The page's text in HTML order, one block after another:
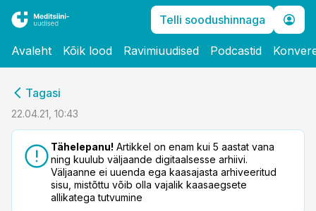
Telli soodushinnaga
Avaleht Kõik lood Ravimiuudised Podcastid
Tagasi
22.04.21, 10:43
Tähelepanu! Artikkel on enam kui 5 aastat vana
ning kuulub väljaande digitaalsesse arhiivi.
Väljaanne ei uuenda ega kaasajasta arhiveeritud
sisu, mistõttu võib olla vajalik kaasaegsete
allikatega tutvumine